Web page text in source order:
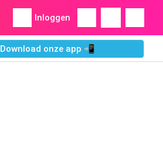
Inloggen
Download onze app 📲